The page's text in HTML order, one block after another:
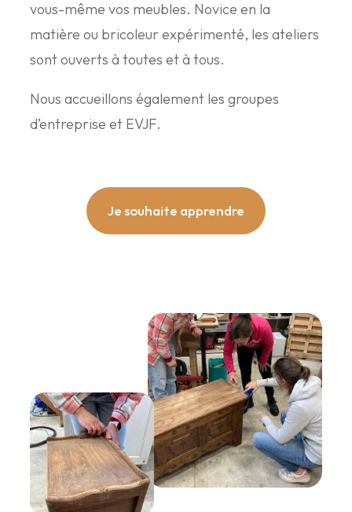
vous-même vos meubles. Novice en la
matière ou bricoleur expérimenté, les ateliers
sont ouverts à toutes et à tous.
Nous accueillons également les groupes
d’entreprise et EVJF.
Je souhaite apprendre